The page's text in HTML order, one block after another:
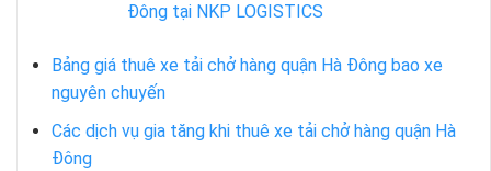
Đông tại NKP LOGISTICS
Bảng giá thuê xe tải chở hàng quận Hà Đông bao xe
nguyên chuyến
Các dịch vụ gia tăng khi thuê xe tải chở hàng quận Hà
Đông